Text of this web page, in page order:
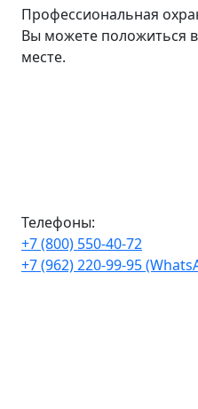
Профессиональная
Вы можете положиться
месте.
Телефоны:
+7 (800) 550-40-72
+7 (962) 220-99-95